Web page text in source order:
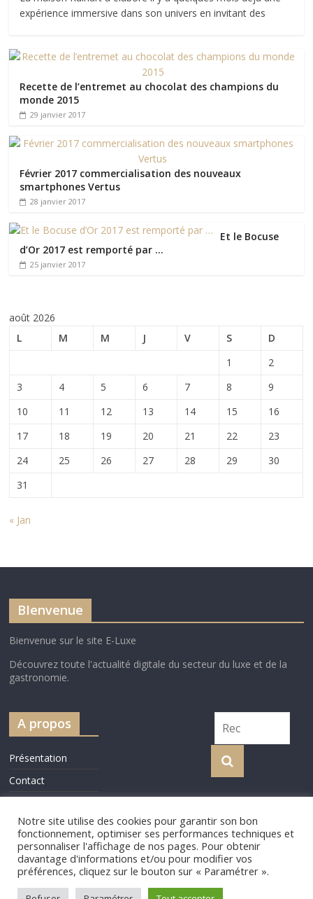
expérience immersive dans son univers en invitant des
Recette de l’entremet au chocolat des champions du
monde 2015
29 janvier 2017
Février 2017 commercialisation des nouveaux
smartphones Vertus
28 janvier 2017
Et le Bocuse
d’Or 2017 est remporté par …
25 janvier 2017
août 2026
L
M M J V S
D
1
2
3
4 5 6 7 8
9
10
11 12 13 14 15
16
17
18 19 20 21 22
23
24
25 26 27 28 29
30
31
« Jan
BIenvenue
Bienvenue sur le site E-Luxe
Découvrez toute l'actualité digitale du secteur du luxe et de la
gastronomie.
A propos
Présentation
Contact
Copyright © 2026e-luxe. Tous droits réservés.
ThemeColorMagpar ThemeGrill. Propulsé par
Notre site utilise des cookies pour garantir son bon
fonctionnement, optimiser ses performances techniques et
personnaliser l'affichage de nos pages. Pour obtenir
davantage d'informations et/ou pour modifier vos
préférences, cliquez sur le bouton sur « Paramétrer ».